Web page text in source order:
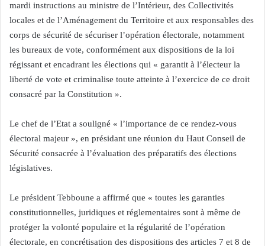
mardi instructions au ministre de l’Intérieur, des Collectivités
locales et de l’Aménagement du Territoire et aux responsables des
corps de sécurité de sécuriser l’opération électorale, notamment
les bureaux de vote, conformément aux dispositions de la loi
régissant et encadrant les élections qui « garantit à l’électeur la
liberté de vote et criminalise toute atteinte à l’exercice de ce droit
consacré par la Constitution ».
Le chef de l’Etat a souligné « l’importance de ce rendez-vous
électoral majeur », en présidant une réunion du Haut Conseil de
Sécurité consacrée à l’évaluation des préparatifs des élections
législatives.
Le président Tebboune a affirmé que « toutes les garanties
constitutionnelles, juridiques et réglementaires sont à même de
protéger la volonté populaire et la régularité de l’opération
électorale, en concrétisation des dispositions des articles 7 et 8 de